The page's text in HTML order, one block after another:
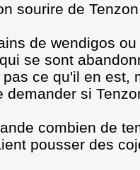
sourire de
de wendigos
se sont
ce qu'il en est,
demander si
combien de
pousser des